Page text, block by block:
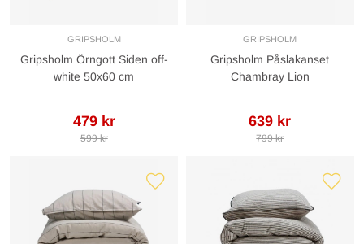
GRIPSHOLM
Gripsholm Örngott Siden off-
white 50x60 cm
479 kr
599 kr
GRIPSHOLM
Gripsholm Påslakanset
Chambray Lion
639 kr
799 kr